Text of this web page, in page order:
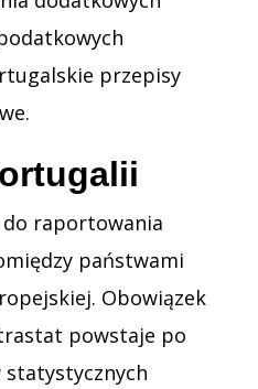
przepisy
do raportowania
państwami
Obowiązek
powstaje po